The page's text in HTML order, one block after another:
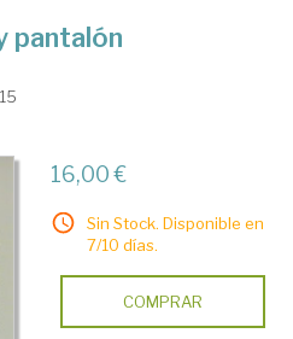
pantalón
16,00 €
Sin Stock. Disponible en
7/10 días.
COMPRAR